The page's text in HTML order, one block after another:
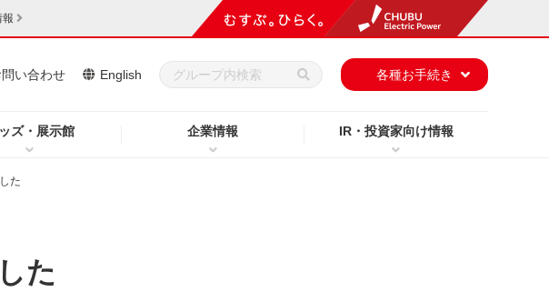
ズ・展示館 企業情報 IR・投資家向け情報
い合わせ English 各種お手続き
報
た
た